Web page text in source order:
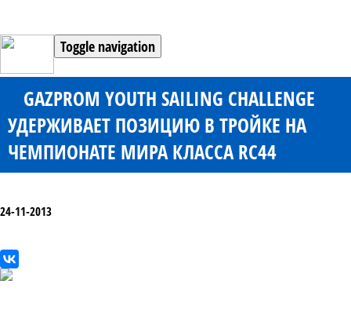
Toggle navigation
GAZPROM YOUTH SAILING CHALLENGE
УДЕРЖИВАЕТ ПОЗИЦИЮ В ТРОЙКЕ НА
ЧЕМПИОНАТЕ МИРА КЛАССА RC44
24-11-2013